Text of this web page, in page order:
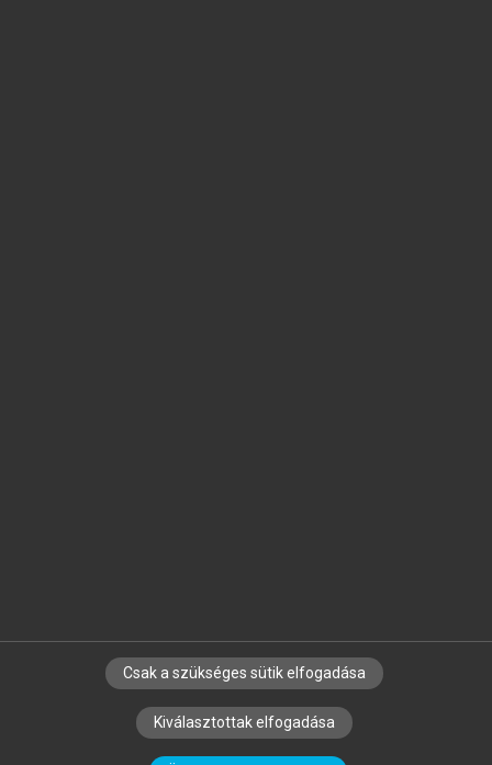
SZERZŐKNEK CÉGEKNEK KÖNYVTÁROSOKNAK
SZERKESZTÉSI ÉS LEKTORÁLÁSI ALAPELVEK
Csak a szükséges sütik elfogadása
Kiválasztottak elfogadása